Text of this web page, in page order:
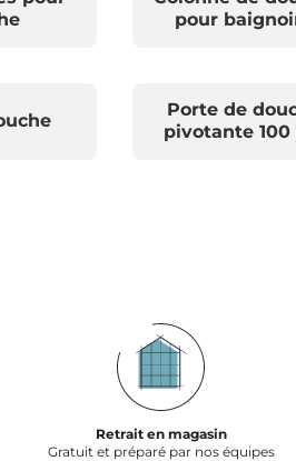
pour
Porte de
pivotante 100
Retrait en magasin
Gratuit et préparé par nos équipes